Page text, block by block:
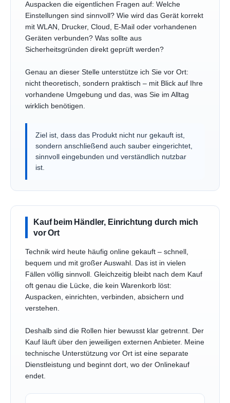
Auspacken die eigentlichen Fragen auf: Welche
Einstellungen sind sinnvoll? Wie wird das Gerät korrekt
mit WLAN, Drucker, Cloud, E-Mail oder vorhandenen
Geräten verbunden? Was sollte aus
Sicherheitsgründen direkt geprüft werden?
Genau an dieser Stelle unterstütze ich Sie vor Ort:
nicht theoretisch, sondern praktisch – mit Blick auf Ihre
vorhandene Umgebung und das, was Sie im Alltag
wirklich benötigen.
Ziel ist, dass das Produkt nicht nur gekauft ist,
sondern anschließend auch sauber eingerichtet,
sinnvoll eingebunden und verständlich nutzbar
ist.
Kauf beim Händler, Einrichtung durch mich
vor Ort
Technik wird heute häufig online gekauft – schnell,
bequem und mit großer Auswahl. Das ist in vielen
Fällen völlig sinnvoll. Gleichzeitig bleibt nach dem Kauf
oft genau die Lücke, die kein Warenkorb löst:
Auspacken, einrichten, verbinden, absichern und
verstehen.
Deshalb sind die Rollen hier bewusst klar getrennt. Der
Kauf läuft über den jeweiligen externen Anbieter. Meine
technische Unterstützung vor Ort ist eine separate
Dienstleistung und beginnt dort, wo der Onlinekauf
endet.